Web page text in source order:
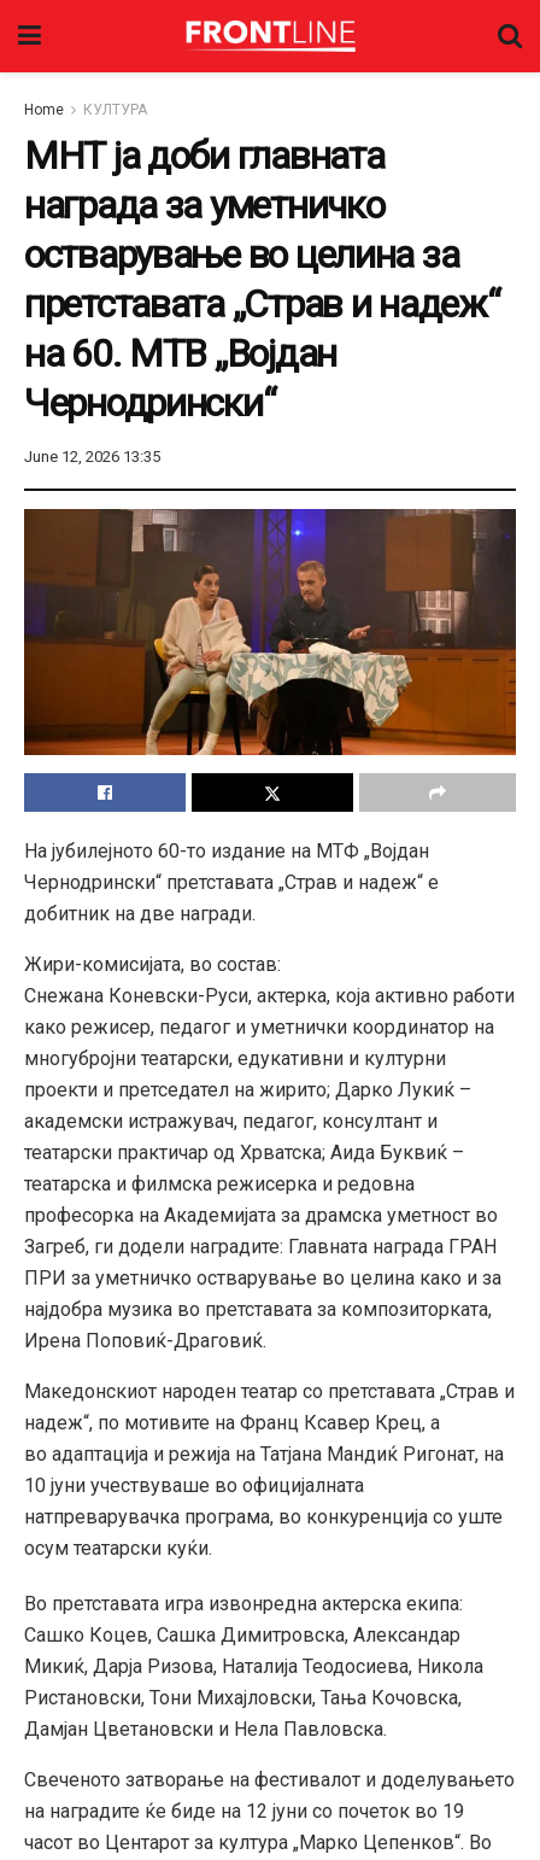
Home КУЛТУРА
МНТ ја доби главната
награда за уметничко
остварување во целина за
претставата „Страв и надеж“
на 60. МТВ „Војдан
Чернодрински“
June 12, 2026 13:35
На јубилејното 60-то издание на МТФ „Војдан
Чернодрински“ претставата „Страв и надеж“ е
добитник на две награди.
Жири-комисијата, во состав:
Снежана Коневски-Руси, актерка, која активно работи
како режисер, педагог и уметнички координатор на
многубројни театарски, едукативни и културни
проекти и претседател на жирито; Дарко Лукиќ –
академски истражувач, педагог, консултант и
театарски практичар од Хрватска; Аида Буквиќ –
театарска и филмска режисерка и редовна
професорка на Академијата за драмска уметност во
Загреб, ги додели наградите: Главната награда ГРАН
ПРИ за уметничко остварување во целина како и за
најдобра музика во претставата за композиторката,
Ирена Поповиќ-Драговиќ.
Македонскиот народен театар со претставата „Страв и
надеж“, по мотивите на Франц Ксавер Крец, а
во адаптација и режија на Татјана Мандиќ Ригонат, на
10 јуни учествуваше во официјалната
натпреварувачка програма, во конкуренција со уште
осум театарски куќи.
Во претставата игра извонредна актерска екипа:
Сашко Коцев, Сашка Димитровска, Александар
Микиќ, Дарја Ризова, Наталија Теодосиева, Никола
Ристановски, Тони Михајловски, Тања Кочовска,
Дамјан Цветановски и Нела Павловска.
Свеченото затворање на фестивалот и доделувањето
на наградите ќе биде на 12 јуни со почеток во 19
часот во Центарот за култура „Марко Цепенков“. Во